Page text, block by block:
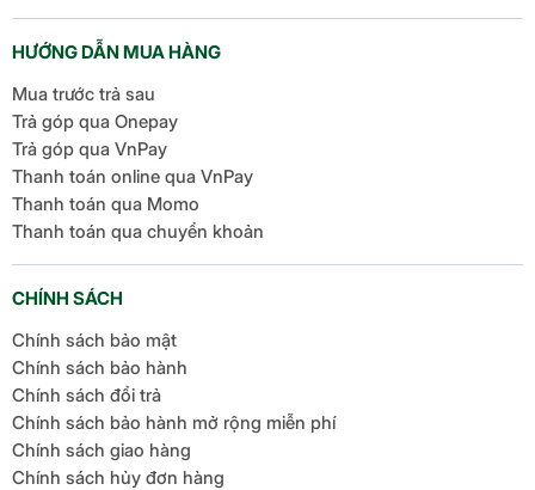
HƯỚNG DẪN MUA HÀNG
Mua trước trả sau
Trả góp qua Onepay
Trả góp qua VnPay
Thanh toán online qua VnPay
Thanh toán qua Momo
Thanh toán qua chuyển khoản
CHÍNH SÁCH
Chính sách bảo mật
Chính sách bảo hành
Chính sách đổi trả
Chính sách bảo hành mở rộng miễn phí
Chính sách giao hàng
Chính sách hủy đơn hàng